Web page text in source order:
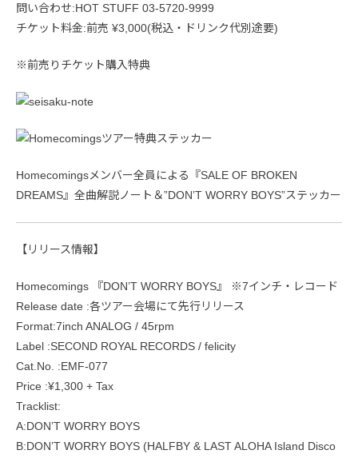
問い合わせ:HOT STUFF 03-5720-9999
チケット料金:前売 ¥3,000(税込・ドリンク代別途要)
※前売りチケット購入特典
Homecomingsメンバー全員による『SALE OF BROKEN
DREAMS』全曲解説ノート＆”DON’T WORRY BOYS”ステッカー
【リリース情報】
Homecomings 『DON’T WORRY BOYS』 ※7インチ・レコード
Release date :各ツアー会場にて先行リリース
Format:7inch ANALOG / 45rpm
Label :SECOND ROYAL RECORDS / felicity
Cat.No. :EMF-077
Price :¥1,300 + Tax
Tracklist:
A:DON’T WORRY BOYS
B:DON’T WORRY BOYS (HALFBY & LAST ALOHA Island Disco